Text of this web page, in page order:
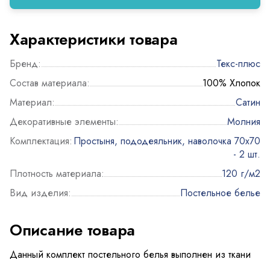
Характеристики товара
Бренд:
Текс-плюс
Состав материала:
100% Хлопок
Материал:
Сатин
Декоративные элементы:
Молния
Комплектация: Простыня, пододеяльник, наволочка 70х70
- 2 шт.
Плотность материала:
120 г/м2
Вид изделия:
Постельное белье
Описание товара
Данный комплект постельного белья выполнен из ткани